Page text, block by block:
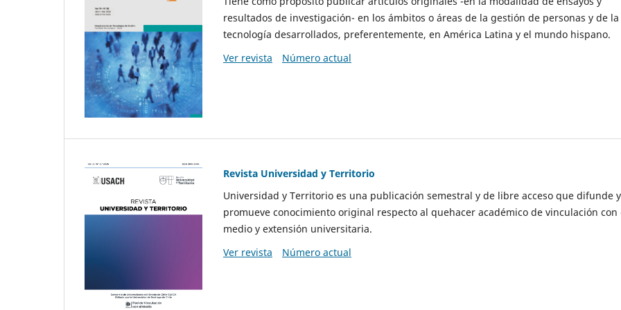
resultados de investigación- en los ámbitos o áreas de la gestión de personas y de la
tecnología desarrollados, preferentemente, en América Latina y el mundo hispano.
Ver revista
Número actual
Revista Universidad y Territorio
Universidad y Territorio es una publicación semestral y de libre acceso que difunde y
promueve conocimiento original respecto al quehacer académico de vinculación con
medio y extensión universitaria.
Ver revista
Número actual